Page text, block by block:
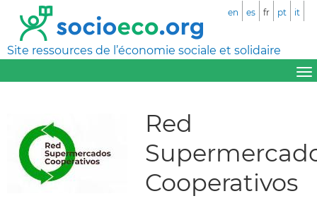
Site ressources de l’économie sociale et solidaire
en es fr pt it
Red
Cooperativos